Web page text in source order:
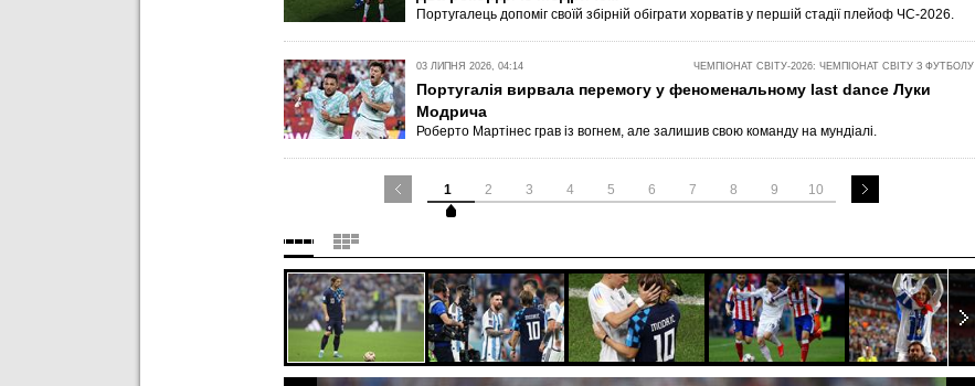
Португалець допоміг своїй збірній обіграти хорватів у першій стадії плейоф ЧС-2026.
ЧЕМПІОНАТ СВІТУ-2026: ЧЕМПІОНАТ СВІТУ З ФУТБОЛУ
03 ЛИПНЯ 2026, 04:14
Португалія вирвала перемогу у феноменальному last dance Луки
Модрича
Роберто Мартінес грав із вогнем, але залишив свою команду на мундіалі.
1 2 3 4 5 6 7 8 9 10